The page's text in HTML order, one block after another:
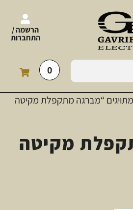
הרשמה /
התחברות
0
“מברגה מתקפלת מקיטה
מקיטה